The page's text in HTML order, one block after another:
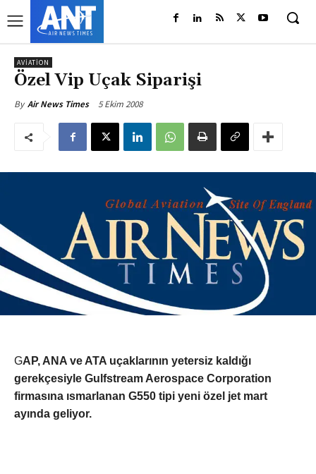
AVIATION
Özel Vip Uçak Siparişi
By Air News Times 5 Ekim 2008
GAP, ANA ve ATA uçaklarının yetersiz kaldığı
gerekçesiyle Gulfstream Aerospace Corporation
firmasına ısmarlanan G550 tipi yeni özel jet mart
ayında geliyor.